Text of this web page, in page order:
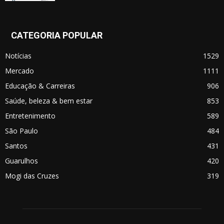
CATEGORIA POPULAR
Notícias
1529
Mercado
1111
Educação & Carreiras
906
Saúde, beleza & bem estar
853
Entretenimento
589
São Paulo
484
Santos
431
Guarulhos
420
Mogi das Cruzes
319